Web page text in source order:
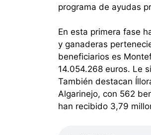
programa de ayudas
En esta primera fase
y ganaderas
beneficiarios es
14.054.268 euros. Le
También destacan
Algarinejo, con 562
han recibido 3,79